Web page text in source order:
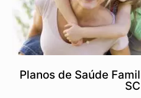
Planos de Saúde
SC